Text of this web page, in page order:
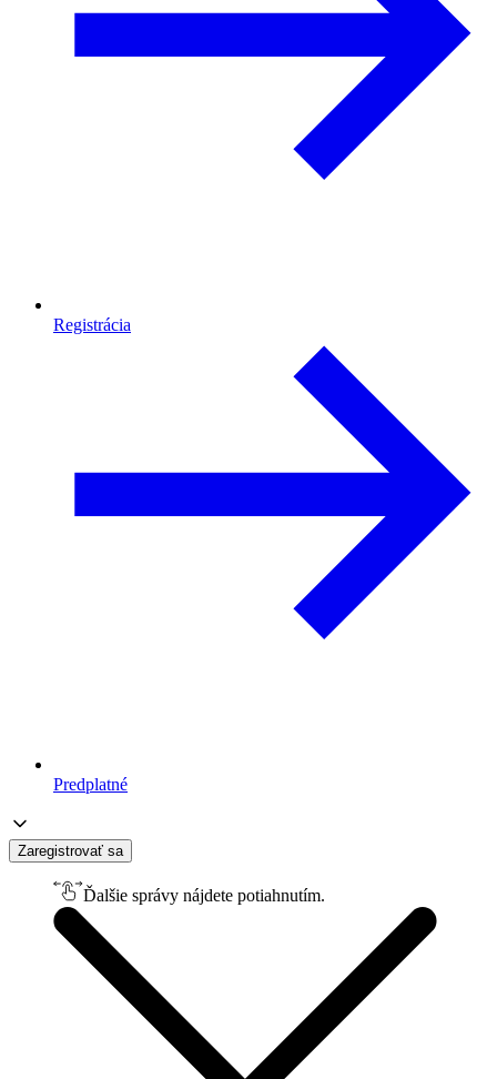
Registrácia
Predplatné
Zaregistrovať sa
Ďalšie správy nájdete potiahnutím.